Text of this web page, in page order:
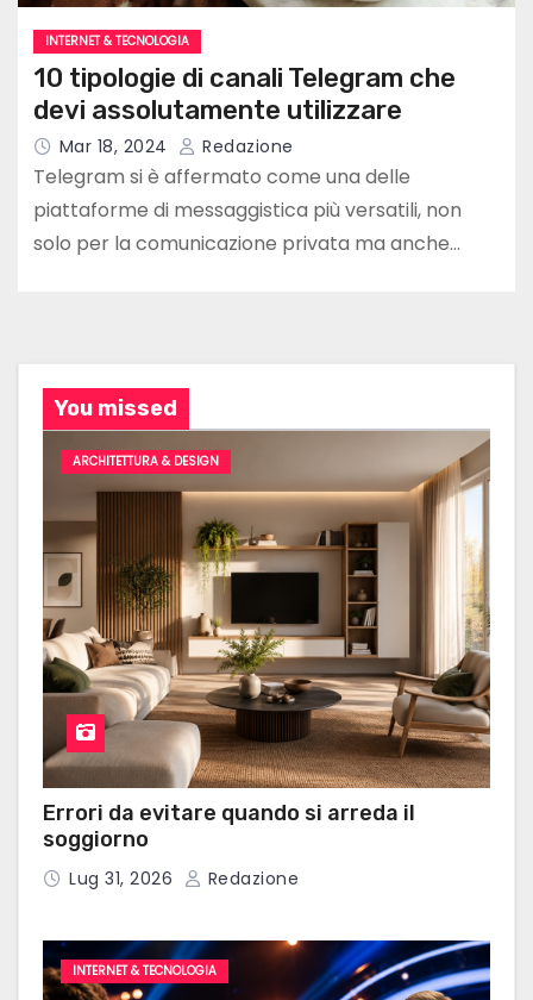
INTERNET & TECNOLOGIA
10 tipologie di canali Telegram che
devi assolutamente utilizzare
Mar 18, 2024 Redazione
Telegram si è affermato come una delle
piattaforme di messaggistica più versatili, non
solo per la comunicazione privata ma anche…
You missed
ARCHITETTURA & DESIGN
Errori da evitare quando si arreda il
soggiorno
Lug 31, 2026 Redazione
INTERNET & TECNOLOGIA